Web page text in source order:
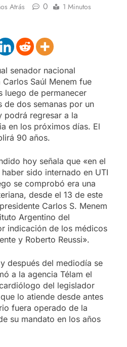
Atrás 0 1 Minutos
senador nacional
Saúl Menem fue
luego de permanecer
de dos semanas por un
podrá regresar a la
en los próximos días. El
90 años.
hoy señala que «en el
sido internado en UTI
se comprobó era una
desde el 13 de este
Carlos S. Menem
Argentino del
indicación de los médicos
y Roberto Reussi».
después del mediodía se
a la agencia Télam el
del legislador
lo atiende desde antes
fuera operado de la
su mandato en los años